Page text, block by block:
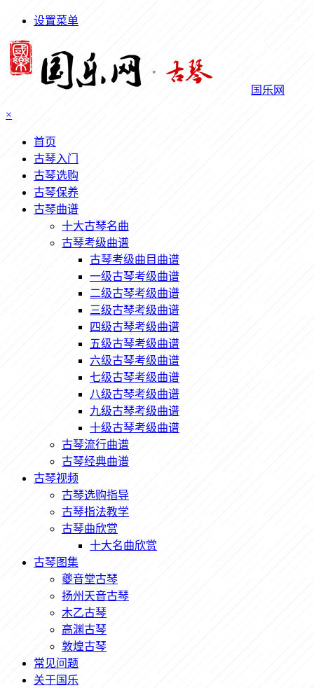
设置菜单
国乐网
×
首页
古琴入门
古琴选购
古琴保养
古琴曲谱
十大古琴名曲
古琴考级曲谱
古琴考级曲目曲谱
一级古琴考级曲谱
二级古琴考级曲谱
三级古琴考级曲谱
四级古琴考级曲谱
五级古琴考级曲谱
六级古琴考级曲谱
七级古琴考级曲谱
八级古琴考级曲谱
九级古琴考级曲谱
十级古琴考级曲谱
古琴流行曲谱
古琴经典曲谱
古琴视频
古琴选购指导
古琴指法教学
古琴曲欣赏
十大名曲欣赏
古琴图集
夔音堂古琴
扬州天音古琴
木乙古琴
高渊古琴
敦煌古琴
常见问题
关于国乐